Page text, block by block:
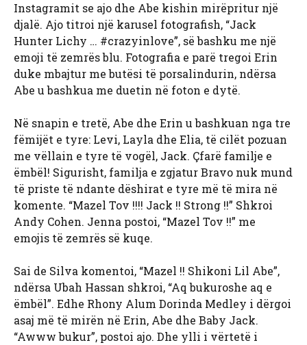
Instagramit se ajo dhe Abe kishin mirëpritur një
djalë. Ajo titroi një karusel fotografish, “Jack
Hunter Lichy … #crazyinlove”, së bashku me një
emoji të zemrës blu. Fotografia e parë tregoi Erin
duke mbajtur me butësi të porsalindurin, ndërsa
Abe u bashkua me duetin në foton e dytë.
Në snapin e tretë, Abe dhe Erin u bashkuan nga tre
fëmijët e tyre: Levi, Layla dhe Elia, të cilët pozuan
me vëllain e tyre të vogël, Jack. Çfarë familje e
ëmbël! Sigurisht, familja e zgjatur Bravo nuk mund
të priste të ndante dëshirat e tyre më të mira në
komente. “Mazel Tov !!!! Jack !! Strong !!” Shkroi
Andy Cohen. Jenna postoi, “Mazel Tov !!” me
emojis të zemrës së kuqe.
Sai de Silva komentoi, “Mazel !! Shikoni Lil Abe”,
ndërsa Ubah Hassan shkroi, “Aq bukuroshe aq e
ëmbël”. Edhe Rhony Alum Dorinda Medley i dërgoi
asaj më të mirën në Erin, Abe dhe Baby Jack.
“Awww bukur”, postoi ajo. Dhe ylli i vërtetë i